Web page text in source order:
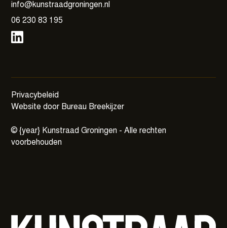
info@kunstraadgroningen.nl
06 230 83 195
©{year} Kunstraad Groningen - Alle rechten
voorbehouden
Privacybeleid
Website door Bureau Breekijzer